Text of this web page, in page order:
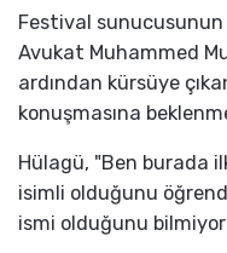
Festival sunucusunun
Avukat Muhammed
ardından kürsüye
konuşmasına
Hülagü, "Ben burada
isimli olduğunu
ismi olduğunu